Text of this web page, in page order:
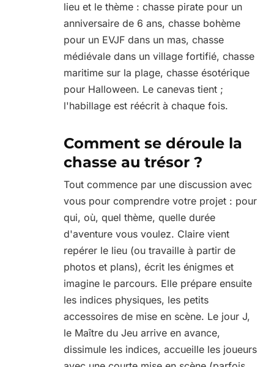
lieu et le thème : chasse pirate pour un
anniversaire de 6 ans, chasse bohème
pour un EVJF dans un mas, chasse
médiévale dans un village fortifié, chasse
maritime sur la plage, chasse ésotérique
pour Halloween. Le canevas tient ;
l'habillage est réécrit à chaque fois.
Comment se déroule la
chasse au trésor ?
Tout commence par une discussion avec
vous pour comprendre votre projet : pour
qui, où, quel thème, quelle durée
d'aventure vous voulez. Claire vient
repérer le lieu (ou travaille à partir de
photos et plans), écrit les énigmes et
imagine le parcours. Elle prépare ensuite
les indices physiques, les petits
accessoires de mise en scène. Le jour J,
le Maître du Jeu arrive en avance,
dissimule les indices, accueille les joueurs